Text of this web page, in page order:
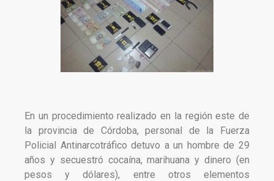
En un procedimiento realizado en la región este de
la provincia de Córdoba, personal de la Fuerza
Policial Antinarcotráfico detuvo a un hombre de 29
años y secuestró cocaína, marihuana y dinero (en
pesos y dólares), entre otros elementos